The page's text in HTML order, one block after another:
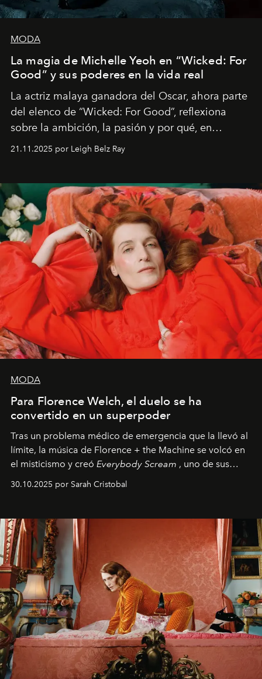
MODA
La magia de Michelle Yeoh en “Wicked: For
Good” y sus poderes en la vida real
La actriz malaya ganadora del Oscar, ahora parte
del elenco de “Wicked: For Good”, reflexiona
sobre la ambición, la pasión y por qué, en
ocasiones, la introspección puede esperar. “Es
importa si no lo entienden’”, confiesa.
21.11.2025 por Leigh Belz Ray
MODA
Para Florence Welch, el duelo se ha
convertido en un superpoder
Tras un problema médico de emergencia que la llevó al
límite, la música de Florence + the Machine se volcó en
el misticismo y creó Everybody Scream , uno de sus
álbumes más profundos hasta la fecha.
30.10.2025 por Sarah Cristobal